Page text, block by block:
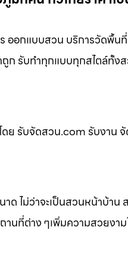
ออกแบบสวน บริการวัดพื้น
ถูก รับทำทุกแบบทุกสไตล์ทั้
ย รับจัดสวน.com รับงาน
ไม่ว่าจะเป็นสวนหน้าบ้าน
นที่ต่าง ๆเพิ่มความสวยงา